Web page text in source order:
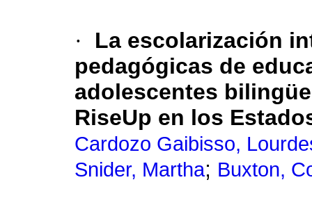
·
La escolarización
pedagógicas de
adolescentes
RiseUp en los
Cardozo Gaibisso,
Snider, Martha; Buxton,